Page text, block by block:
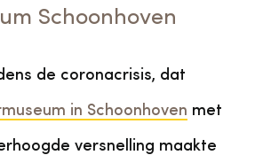
Schoonhoven
de coronacrisis, dat
in Schoonhoven met
versnelling maakte